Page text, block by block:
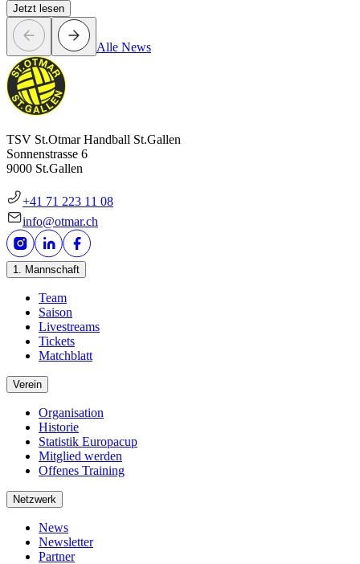
Jetzt lesen
Alle News
TSV St.Otmar Handball St.Gallen
Sonnenstrasse 6
9000 St.Gallen
+41 71 223 11 08
info@otmar.ch
1. Mannschaft
Team
Saison
Livestreams
Tickets
Matchblatt
Verein
Organisation
Historie
Statistik Europacup
Mitglied werden
Offenes Training
Netzwerk
News
Newsletter
Partner